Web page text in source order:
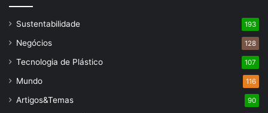
Sustentabilidade 193
Negócios 128
Tecnologia de Plástico 107
Mundo 116
Artigos&Temas 90